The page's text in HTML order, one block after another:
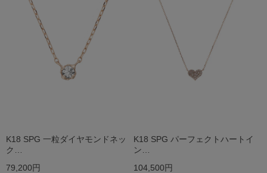
K18 SPG 一粒ダイヤモンドネッ
ク…
79,200円
K18 SPG パーフェクトハートイ
ン…
104,500円